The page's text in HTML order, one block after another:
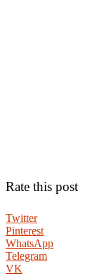
Rate this post
Twitter
Pinterest
WhatsApp
Telegram
VK